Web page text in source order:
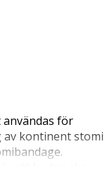
användas för
av kontinent stomi
att huden ska